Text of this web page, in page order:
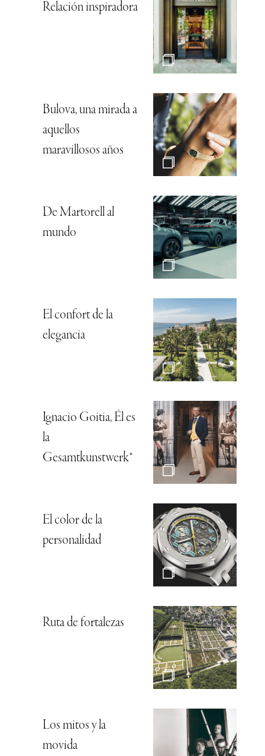
Relación inspiradora
Bulova, una mirada a
aquellos
maravillosos años
De Martorell al
mundo
El confort de la
elegancia
Ignacio Goitia, Él es
la
Gesamtkunstwerk*
El color de la
personalidad
Ruta de fortalezas
Los mitos y la
movida